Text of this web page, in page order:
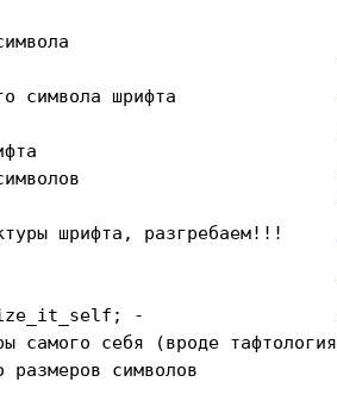
шрифта
шрифта, разгребаем!!!
-
самого себя (вроде тафтология
размеров символов